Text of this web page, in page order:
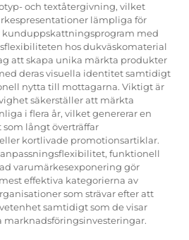
och textåtergivning, vilket
lämpliga för
kunduppskattningsprogram med
hos dukväskomaterial
att skapa unika märkta produkter
deras visuella identitet samtidigt
nytta till mottagarna. Viktigt är
säkerställer att märkta
i flera år, vilket genererar en
långt överträffar
kortlivade promotionsartiklar.
funktionell
varumärkesexponering gör
effektiva kategorierna av
som strävar efter att
samtidigt som de visar
marknadsföringsinvesteringar.